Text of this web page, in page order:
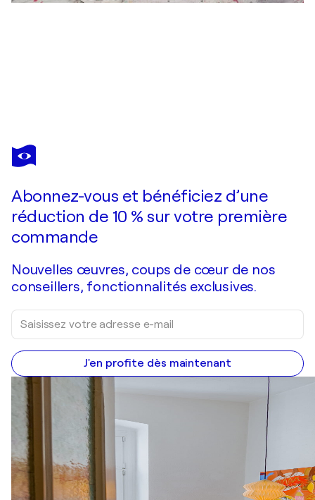
CHRISTIAN DITTUS
Fast and furious on paper Nº 1
Abonnez-vous et bénéficiez d’une
réduction de 10 % sur votre première
commande
Nouvelles œuvres, coups de cœur de nos
conseillers, fonctionnalités exclusives.
J'en profite dès maintenant